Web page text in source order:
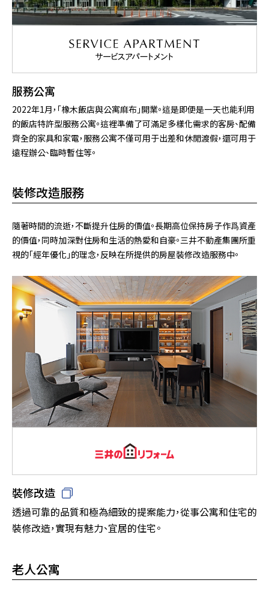
服務公寓
2022年1月，「橡木飯店與公寓麻布」開業。這是即便是一天也能利用
的飯店特許型服務公寓。這裡準備了可滿足多樣化需求的客房、配備
齊全的家具和家電，服務公寓不僅可用于出差和休閒渡假，還可用于
遠程辦公、臨時暫住等。
裝修改造服務
隨著時間的流逝，不斷提升住房的價值。長期高位保持房子作爲資產
的價值，同時加深對住房和生活的熱愛和自豪。三井不動產集團所重
視的「經年優化」的理念，反映在所提供的房屋裝修改造服務中。
裝修改造
透過可靠的品質和極為細致的提案能力，從事公寓和住宅的
裝修改造，實現有魅力、宜居的住宅。
老人公寓